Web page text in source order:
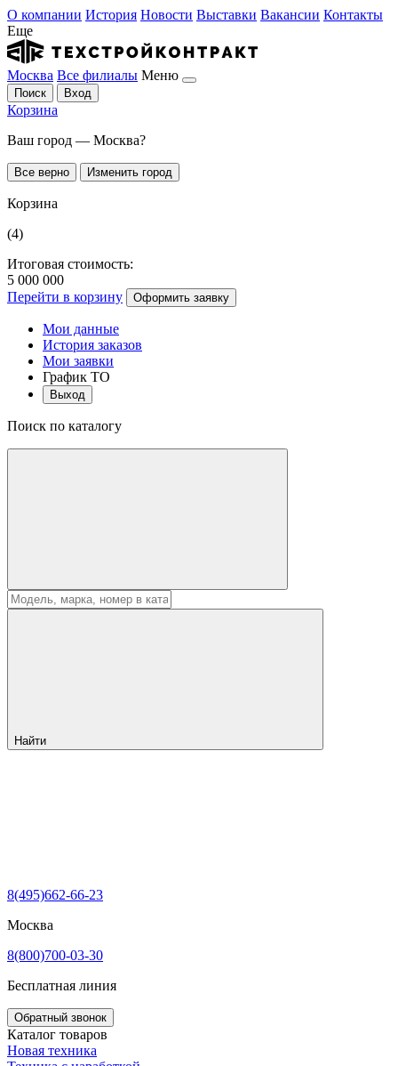
О компании История Новости Выставки Вакансии Контакты
Еще
Москва Все филиалы Меню
Поиск Вход
Корзина
Ваш город — Москва?
Все верно Изменить город
Корзина
(4)
Итоговая стоимость:
5 000 000
Перейти в корзину
Оформить заявку
Мои данные
История заказов
Мои заявки
График ТО
Выход
Поиск по каталогу
Найти
8(495)662-66-23
Москва
8(800)700-03-30
Бесплатная линия
Обратный звонок
Каталог товаров
Новая техника